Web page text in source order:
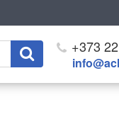
+373